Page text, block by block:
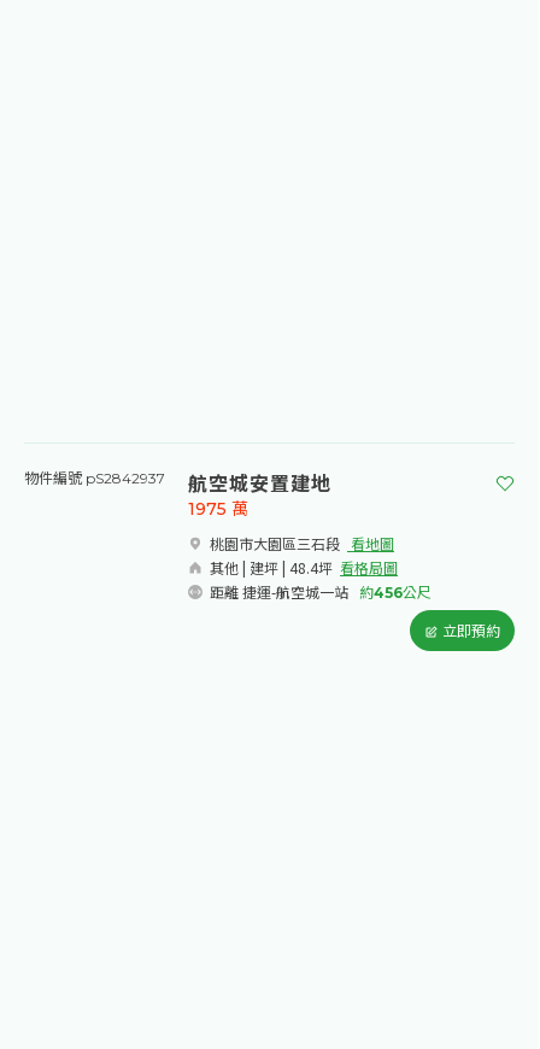
物件編號 pS2842937 航空城安置建地
桃園市大園區三石段​ 看地圖
其他 | 建坪 | 48.4坪 看格局圖
距離 捷運-航空城一站
約456公尺
1975 萬
立即預約